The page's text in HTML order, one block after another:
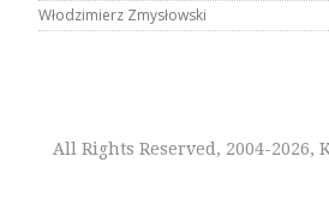
Włodzimierz Zmysłowski
All Rights Reserved, 2004-2026,